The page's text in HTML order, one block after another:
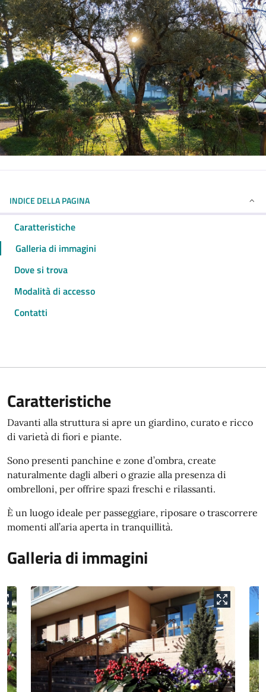
INDICE DELLA PAGINA
Caratteristiche
Galleria di immagini
Dove si trova
Modalità di accesso
Contatti
Caratteristiche
Davanti alla struttura si apre un giardino, curato e ricco
di varietà di fiori e piante.
Sono presenti panchine e zone d’ombra, create
naturalmente dagli alberi o grazie alla presenza di
ombrelloni, per offrire spazi freschi e rilassanti.
È un luogo ideale per passeggiare, riposare o trascorrere
momenti all’aria aperta in tranquillità.
Galleria di immagini